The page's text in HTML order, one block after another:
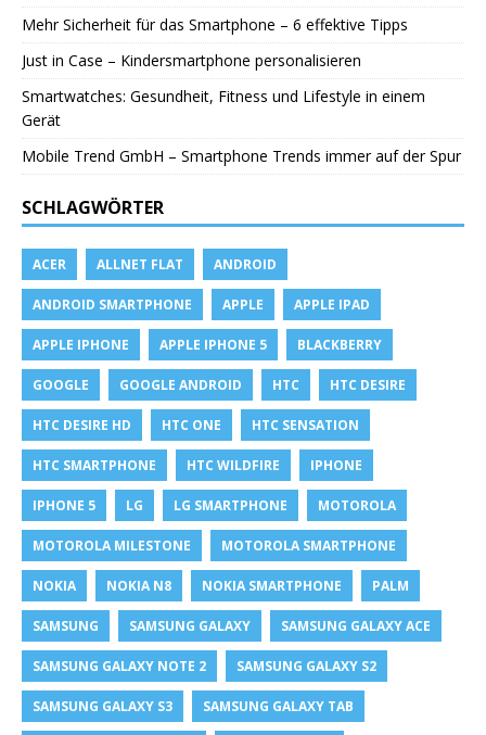
Mehr Sicherheit für das Smartphone – 6 effektive Tipps
Just in Case – Kindersmartphone personalisieren
Smartwatches: Gesundheit, Fitness und Lifestyle in einem
Gerät
Mobile Trend GmbH – Smartphone Trends immer auf der Spur
SCHLAGWÖRTER
ACER ALLNET FLAT ANDROID
ANDROID SMARTPHONE APPLE APPLE IPAD
APPLE IPHONE APPLE IPHONE 5 BLACKBERRY
GOOGLE GOOGLE ANDROID HTC HTC DESIRE
HTC DESIRE HD HTC ONE HTC SENSATION
HTC SMARTPHONE HTC WILDFIRE IPHONE
IPHONE 5 LG LG SMARTPHONE MOTOROLA
MOTOROLA MILESTONE MOTOROLA SMARTPHONE
NOKIA NOKIA N8 NOKIA SMARTPHONE PALM
SAMSUNG SAMSUNG GALAXY SAMSUNG GALAXY ACE
SAMSUNG GALAXY NOTE 2 SAMSUNG GALAXY S2
SAMSUNG GALAXY S3 SAMSUNG GALAXY TAB